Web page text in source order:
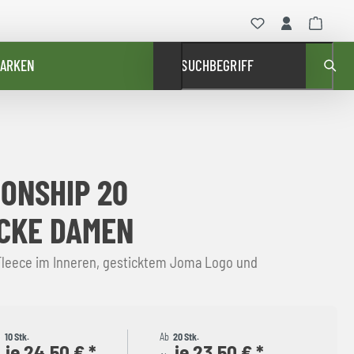
SUCHBEGRIFF
20
DAMEN
im Inneren, gesticktem Joma Logo und
10 Stk.
Ab 20 Stk.